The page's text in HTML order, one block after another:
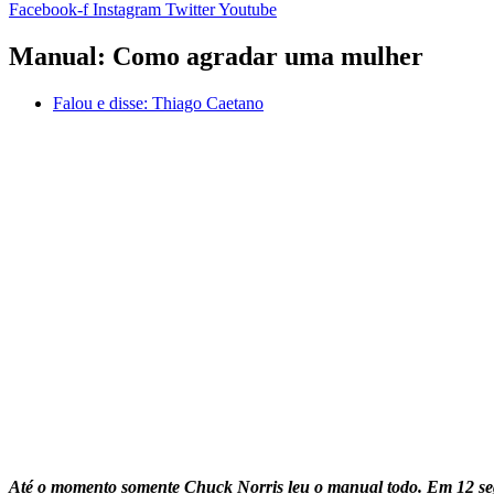
Facebook-f Instagram TwitterYoutube
Manual: Como agradar uma mulher
Falou e disse: Thiago Caetano
Até o momento somente Chuck Norris leu o manual todo. Em 12